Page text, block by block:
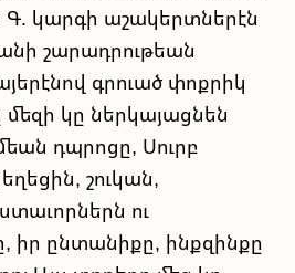
կարգի աշակերտներէն
շարադրութեան
գրուած փոքրիկ
կը ներկայացնեն
դպրոցը, Սուրբ
շուկան,
ու
ընտանիքը, ինքզինքը